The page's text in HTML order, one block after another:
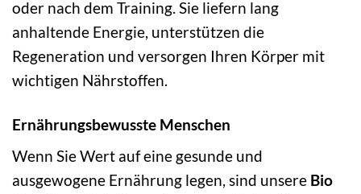
oder nach dem Training. Sie liefern lang
anhaltende Energie, unterstützen die
Regeneration und versorgen Ihren Körper mit
wichtigen Nährstoffen.
Ernährungsbewusste Menschen
Wenn Sie Wert auf eine gesunde und
ausgewogene Ernährung legen, sind unsere Bio